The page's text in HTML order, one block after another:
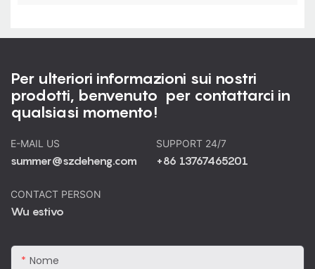
Per ulteriori informazioni sui nostri
prodotti, benvenuto per contattarci in
qualsiasi momento!
E-MAIL US
summer@szdeheng.com
SUPPORT 24/7
+86 13767465201
CONTACT PERSON
Wu estivo
Nome